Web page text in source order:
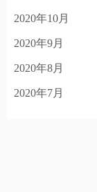
2020年10月
2020年9月
2020年8月
2020年7月